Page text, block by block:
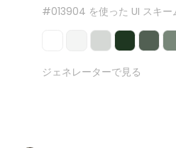
#013904 を使った UI スキー
ジェネレーターで見る